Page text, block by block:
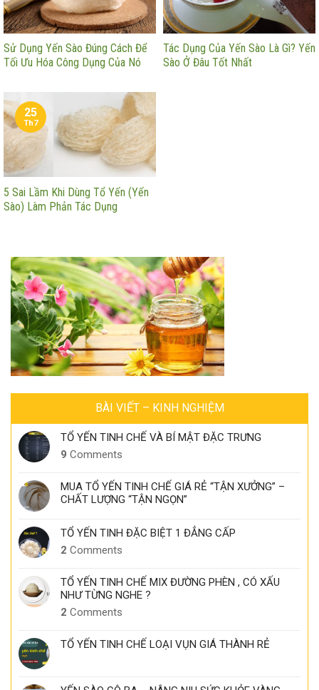
Sử Dụng Yến Sào Đúng Cách Để
Tối Ưu Hóa Công Dụng Của Nó
Tác Dụng Của Yến Sào Là Gì? Yến
Sào Ở Đâu Tốt Nhất
5 Sai Lầm Khi Dùng Tổ Yến (Yến
Sào) Làm Phản Tác Dụng
25
Th7
BÀI VIẾT – KINH NGHIỆM
TỔ YẾN TINH CHẾ VÀ BÍ MẬT ĐẶC TRƯNG
9 Comments
MUA TỔ YẾN TINH CHẾ GIÁ RẺ “TẬN XƯỞNG” –
CHẤT LƯỢNG “TẬN NGỌN”
TỔ YẾN TINH ĐẶC BIỆT 1 ĐẲNG CẤP
2 Comments
TỔ YẾN TINH CHẾ MIX ĐƯỜNG PHÈN , CÓ XẤU
NHƯ TỪNG NGHE ?
2 Comments
TỔ YẾN TINH CHẾ LOẠI VỤN GIÁ THÀNH RẺ